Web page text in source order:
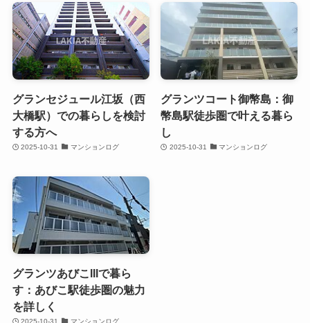
グランセジュール江坂（西
大橋駅）での暮らしを検討
する方へ
2025-10-31 マンションログ
グランツコート御幣島：御
幣島駅徒歩圏で叶える暮ら
し
2025-10-31 マンションログ
グランツあびこIIIで暮ら
す：あびこ駅徒歩圏の魅力
を詳しく
2025-10-31 マンションログ